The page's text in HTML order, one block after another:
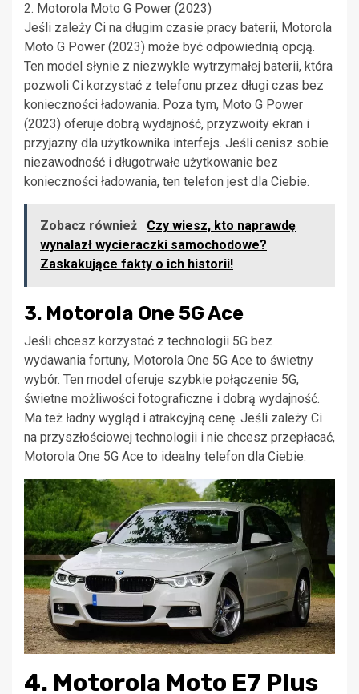
2. Motorola Moto G Power (2023)
Jeśli zależy Ci na długim czasie pracy baterii, Motorola
Moto G Power (2023) może być odpowiednią opcją.
Ten model słynie z niezwykle wytrzymałej baterii, która
pozwoli Ci korzystać z telefonu przez długi czas bez
konieczności ładowania. Poza tym, Moto G Power
(2023) oferuje dobrą wydajność, przyzwoity ekran i
przyjazny dla użytkownika interfejs. Jeśli cenisz sobie
niezawodność i długotrwałe użytkowanie bez
konieczności ładowania, ten telefon jest dla Ciebie.
Zobacz również
Czy wiesz, kto naprawdę
wynalazł wycieraczki samochodowe?
Zaskakujące fakty o ich historii!
3. Motorola One 5G Ace
Jeśli chcesz korzystać z technologii 5G bez
wydawania fortuny, Motorola One 5G Ace to świetny
wybór. Ten model oferuje szybkie połączenie 5G,
świetne możliwości fotograficzne i dobrą wydajność.
Ma też ładny wygląd i atrakcyjną cenę. Jeśli zależy Ci
na przyszłościowej technologii i nie chcesz przepłacać,
Motorola One 5G Ace to idealny telefon dla Ciebie.
4. Motorola Moto E7 Plus